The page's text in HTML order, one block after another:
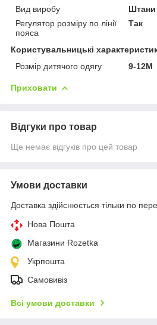
Вид виробу
Штани
Регулятор розміру по лінії
пояса
Так
Користувальницькі
Розмір дитячого одягу
9-12М
Приховати
Відгуки про товар
Ще немає відгуків про цей товар
Умови доставки
Доставка здійснюється тільки по
Нова Пошта
Магазини Rozetka
Укрпошта
Самовивіз
Всі умови доставки